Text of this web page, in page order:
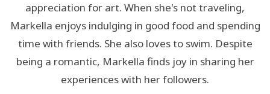
appreciation for art. When she's not traveling,
Markella enjoys indulging in good food and spending
time with friends. She also loves to swim. Despite
being a romantic, Markella finds joy in sharing her
experiences with her followers.